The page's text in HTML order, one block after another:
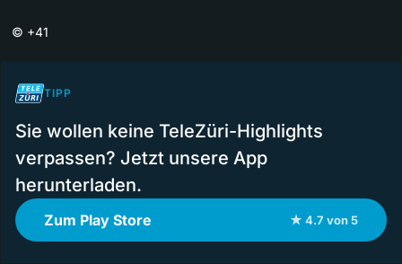
© +41
TIPP
Sie wollen keine TeleZüri-Highlights
verpassen? Jetzt unsere App
herunterladen.
Zum Play Store ★ 4.7 von 5